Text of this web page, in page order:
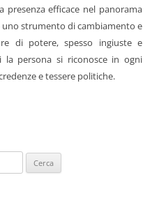
presenza efficace nel panorama
strumento di cambiamento e
di potere, spesso ingiuste e
persona si riconosce in ogni
e tessere politiche.